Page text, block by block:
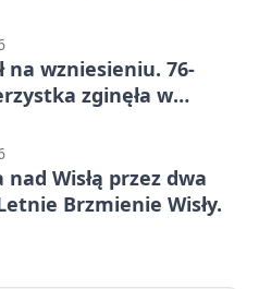
na wzniesieniu. 76-
zginęła w
nad Wisłą przez dwa
Brzmienie Wisły.